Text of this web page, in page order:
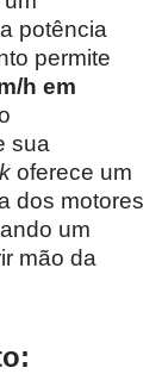
potência
permite
h em
sua
oferece um
dos motores
um
mão da